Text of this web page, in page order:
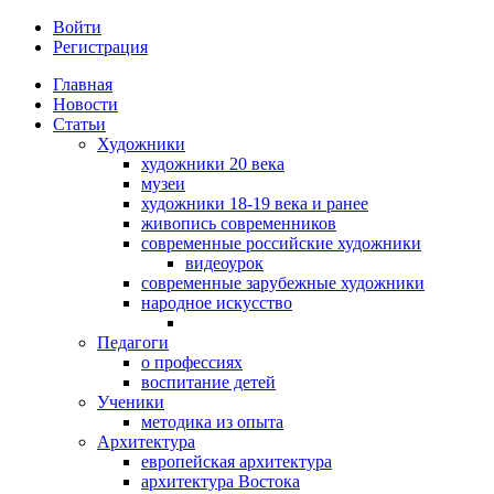
Войти
Регистрация
Главная
Новости
Статьи
Художники
художники 20 века
музеи
художники 18-19 века и ранее
живопись современников
современные российские художники
видеоурок
современные зарубежные художники
народное искусство
Педагоги
о профессиях
воспитание детей
Ученики
методика из опыта
Архитектура
европейская архитектура
архитектура Востока